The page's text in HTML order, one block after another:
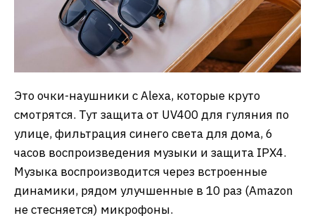
Это очки-наушники с Alexa, которые круто
смотрятся. Тут защита от UV400 для гуляния по
улице, фильтрация синего света для дома, 6
часов воспроизведения музыки и защита IPX4.
Музыка воспроизводится через встроенные
динамики, рядом улучшенные в 10 раз (Amazon
не стесняется) микрофоны.